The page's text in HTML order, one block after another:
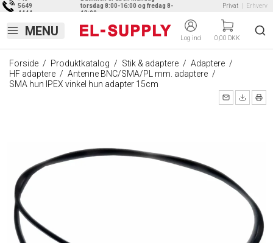
5649
4444
torsdag 8:00-16:00 og fredag 8-
13:00
Privat Erhverv
Log ind 0,00 DKK
Forside / Produktkatalog / Stik & adaptere / Adaptere /
HF adaptere / Antenne BNC/SMA/PL mm. adaptere /
SMA hun IPEX vinkel hun adapter 15cm